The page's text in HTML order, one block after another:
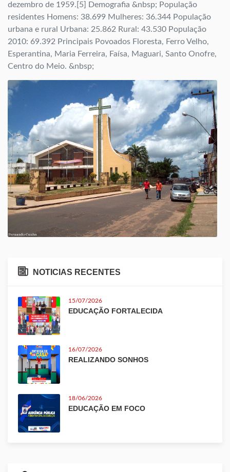
dezembro de 1959.[5] Demografia &nbsp; População
residentes Homens: 38.699 Mulheres: 36.344 População
urbana e rural Urbana: 25.862 Rural: 43.530 População
2010: 69.392 Principais Povoados Floresta, Ferro Velho,
Esperantina, Maria Ferreira, Faísa, Maguari, Santo Onofre,
Centro do Meio. &nbsp;
NOTICIAS RECENTES
15/07/2026
EDUCAÇÃO FORTALECIDA
16/07/2026
REALIZANDO SONHOS
18/06/2026
EDUCAÇÃO EM FOCO